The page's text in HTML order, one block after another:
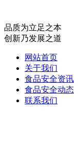
品质为立足之本
创新乃发展之道
网站首页
关于我们
食品安全资讯
食品安全动态
联系我们